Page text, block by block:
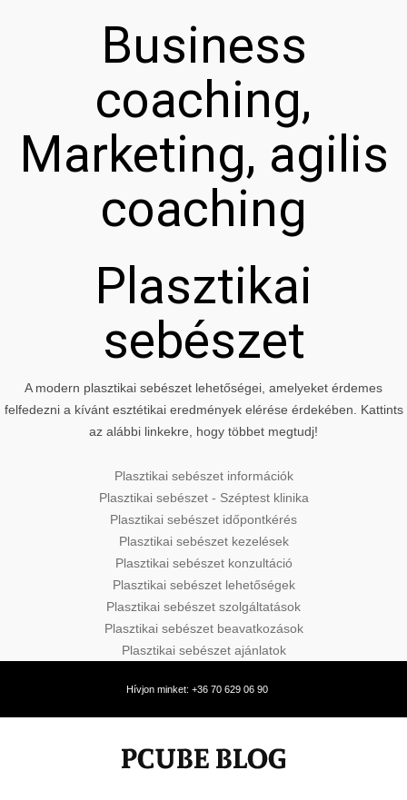
Business
coaching,
Marketing, agilis
coaching
Plasztikai
sebészet
A modern plasztikai sebészet lehetőségei, amelyeket érdemes
felfedezni a kívánt esztétikai eredmények elérése érdekében. Kattints
az alábbi linkekre, hogy többet megtudj!
Plasztikai sebészet információk
Plasztikai sebészet - Széptest klinika
Plasztikai sebészet időpontkérés
Plasztikai sebészet kezelések
Plasztikai sebészet konzultáció
Plasztikai sebészet lehetőségek
Plasztikai sebészet szolgáltatások
Plasztikai sebészet beavatkozások
Plasztikai sebészet ajánlatok
Hívjon minket: +36 70 629 06 90